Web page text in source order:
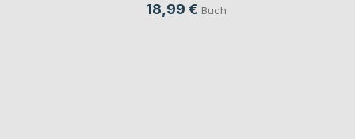
18,99 € Buch